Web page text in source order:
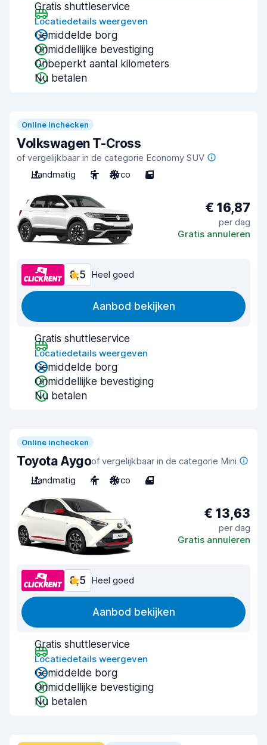
Gratis shuttleservice
Locatiedetails weergeven
Gemiddelde borg
Onmiddellijke bevestiging
Onbeperkt aantal kilometers
Nu betalen
Online inchecken
Volkswagen T-Cross
of vergelijkbaar in de categorie Economy SUV
Handmatig
5 Airco 5
€ 16,87
per dag
Gratis annuleren
8,5 Heel goed
Aanbod bekijken
Gratis shuttleservice
Locatiedetails weergeven
Gemiddelde borg
Onmiddellijke bevestiging
Nu betalen
Online inchecken
Toyota Aygoof vergelijkbaar in de categorie Mini
Handmatig
4 Airco 4
€ 13,63
per dag
Gratis annuleren
8,5 Heel goed
Aanbod bekijken
Gratis shuttleservice
Locatiedetails weergeven
Gemiddelde borg
Onmiddellijke bevestiging
Nu betalen